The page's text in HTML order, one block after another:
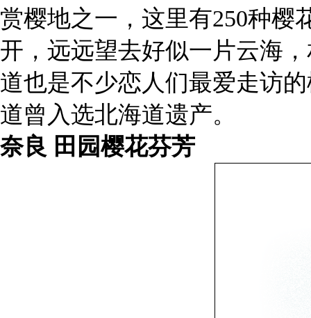
赏樱地之一，这里有250种樱
开，远远望去好似一片云海
道也是不少恋人们最爱走访
道曾入选北海道遗产。
奈良 田园樱花芬芳